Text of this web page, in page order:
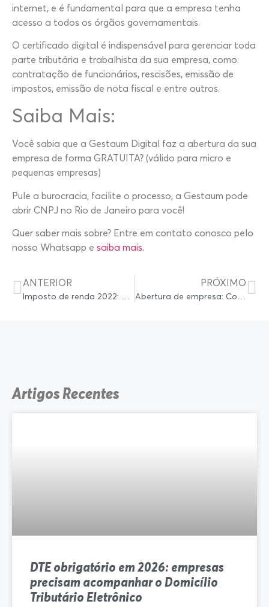
internet, e é fundamental para que a empresa tenha
acesso a todos os órgãos governamentais.
O certificado digital é indispensável para gerenciar toda
parte tributária e trabalhista da sua empresa, como:
contratação de funcionários, rescisões, emissão de
impostos, emissão de nota fiscal e entre outros.
Saiba Mais:
Você sabia que a Gestaum Digital faz a abertura da sua
empresa de forma GRATUITA? (válido para micro e
pequenas empresas)
Pule a burocracia, facilite o processo, a Gestaum pode
abrir CNPJ no Rio de Janeiro para você!
Quer saber mais sobre? Entre em contato conosco pelo
nosso Whatsapp e saiba mais.
ANTERIOR PRÓXIMO
Artigos Recentes
DTE obrigatório em 2026: empresas
precisam acompanhar o Domicílio
Tributário Eletrônico